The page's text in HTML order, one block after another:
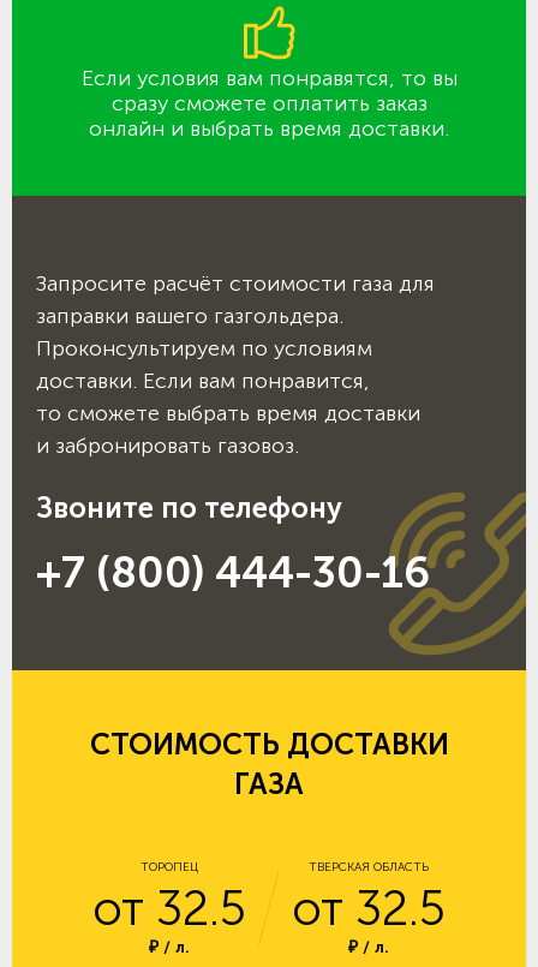
Если условия вам понравятся, то вы
сразу сможете оплатить заказ
онлайн и выбрать время доставки.
Запросите расчёт стоимости газа для
заправки вашего газгольдера.
Проконсультируем по условиям
доставки. Если вам понравится,
то сможете выбрать время доставки
и забронировать газовоз.
Звоните по телефону
+7 (800) 444-30-16
СТОИМОСТЬ ДОСТАВКИ
ГАЗА
ТОРОПЕЦ
от 32.5
₽ / л.
ТВЕРСКАЯ ОБЛАСТЬ
от 32.5
₽ / л.